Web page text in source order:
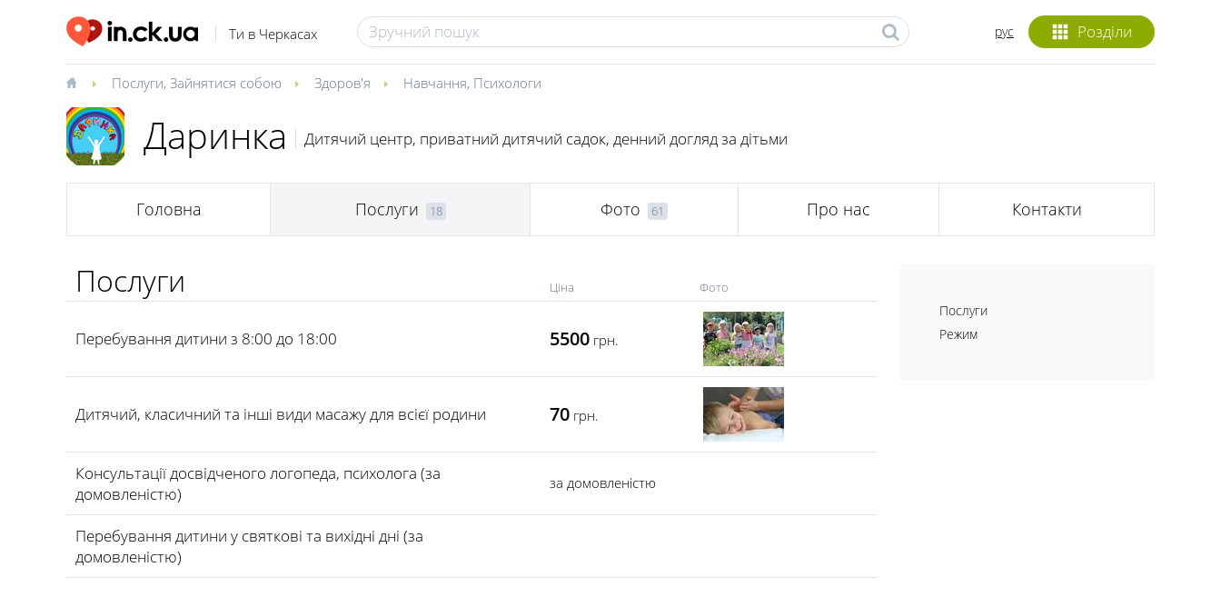
Ти в Черкасах Розділи
рус
Послуги, Зайнятися собою Здоров'я Навчання, Психологи
Даринка Дитячий центр, приватний дитячий садок, денний догляд за дітьми
Головна Послуги 18 Фото 61 Про нас Контакти
Послуги Ціна Фото
Перебування дитини з 8:00 до 18:00 5500 грн.
Дитячий, класичний та інші види масажу для всієї родини 70 грн.
Консультації досвідченого логопеда, психолога (за
домовленістю)
за домовленістю
Перебування дитини у святкові та вихідні дні (за
домовленістю)
Послуги
Режим